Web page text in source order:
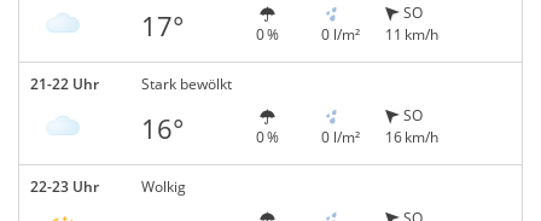
17° 0 % 0 l/m²
SO
11 km/h
21-22 Uhr Stark bewölkt
16° 0 % 0 l/m²
SO
16 km/h
22-23 Uhr Wolkig